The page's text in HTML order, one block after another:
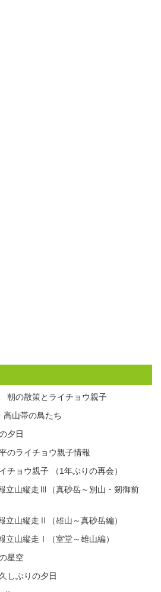
の散策とライチョウ親子
山帯の鳥たち
夕日
のライチョウ親子情報
チョウ親子 （1年ぶりの再会）
立山縦走Ⅲ（真砂岳～別山・剱御前
山縦走Ⅱ（雄山～真砂岳編）
山縦走Ⅰ（室堂～雄山編）
星空
しぶりの夕日